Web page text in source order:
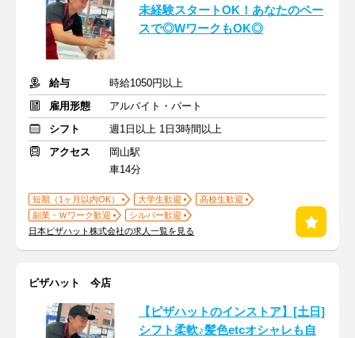
未経験スタートOK！あなたのペー
スで◎WワークもOK◎
給与
時給1050円以上
雇用形態
アルバイト・パート
シフト
週1日以上 1日3時間以上
アクセス
岡山駅
車14分
短期（1ヶ月以内OK） 大学生歓迎
高校生歓迎
副業・Ｗワーク歓迎
シルバー歓迎
日本ピザハット株式会社の求人一覧を見る
ピザハット 今店
【ピザハットのインストア】[土日]
シフト柔軟♪髪色etcオシャレも自